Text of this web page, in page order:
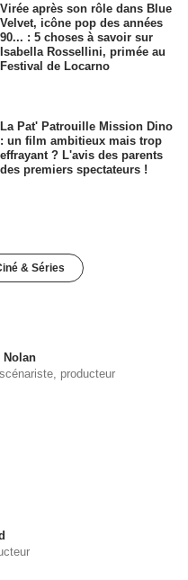
Virée après son rôle dans Blue
Velvet, icône pop des années
90... : 5 choses à savoir sur
Isabella Rossellini, primée au
Festival de Locarno
La Pat' Patrouille Mission Dino
: un film ambitieux mais trop
effrayant ? L'avis des parents
des premiers spectateurs !
& Séries
Nolan
producteur